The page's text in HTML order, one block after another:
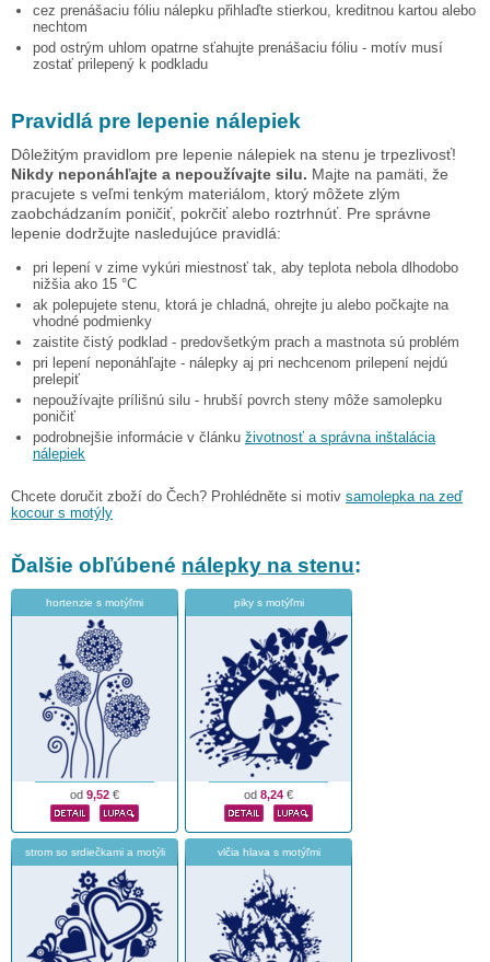
cez prenášaciu fóliu nálepku přihlaďte stierkou, kreditnou kartou alebo
nechtom
pod ostrým uhlom opatrne sťahujte prenášaciu fóliu - motív musí
zostať prilepený k podkladu
Pravidlá pre lepenie nálepiek
Dôležitým pravidlom pre lepenie nálepiek na stenu je trpezlivosť!
Nikdy neponáhľajte a nepoužívajte silu. Majte na pamäti, že
pracujete s veľmi tenkým materiálom, ktorý môžete zlým
zaobchádzaním poničiť, pokrčiť alebo roztrhnúť. Pre správne
lepenie dodržujte nasledujúce pravidlá:
pri lepení v zime vykúri miestnosť tak, aby teplota nebola dlhodobo
nižšia ako 15 °C
ak polepujete stenu, ktorá je chladná, ohrejte ju alebo počkajte na
vhodné podmienky
zaistite čistý podklad - predovšetkým prach a mastnota sú problém
pri lepení neponáhľajte - nálepky aj pri nechcenom prilepení nejdú
prelepiť
nepoužívajte prílišnú silu - hrubší povrch steny môže samolepku
poničiť
podrobnejšie informácie v článku životnosť a správna inštalácia
nálepiek
Chcete doručit zboží do Čech? Prohlédněte si motiv samolepka na zeď
kocour s motýly
Ďalšie obľúbené nálepky na stenu:
hortenzie s motýľmi
od 9,52 €
piky s motýľmi
od 8,24 €
strom so srdiečkami a motýli vlčia hlava s motýľmi